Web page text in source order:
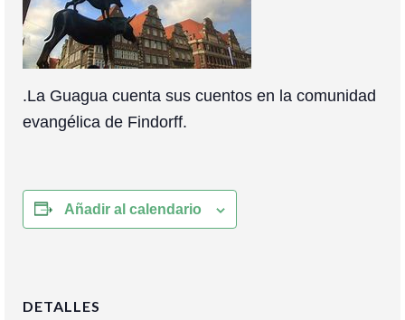
Sobre mi
Contacto
.La Guagua cuenta sus cuentos en la comunidad
evangélica de Findorff.
Añadir al calendario
DETALLES